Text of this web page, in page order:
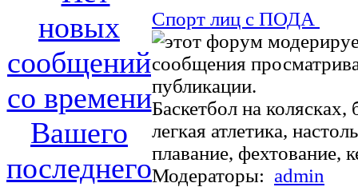
Спорт лиц с ПОДА
Баскетбол на колясках,
легкая атлетика,
плавание, фехтование,
Модераторы: admin